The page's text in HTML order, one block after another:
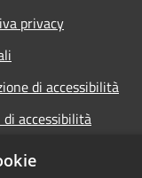
privacy
di accessibilità
accessibilità